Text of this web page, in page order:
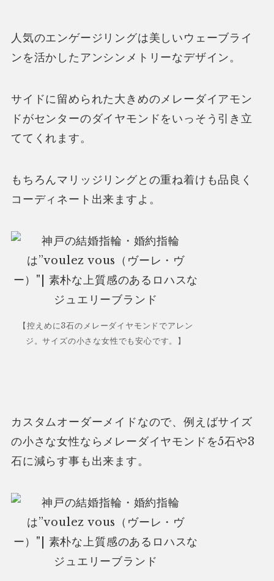
人気のエンゲージリングは美しいウェーブライ
ンを活かしたアンシンメトリーなデザイン。
サイドに留められた大きめのメレーダイアモン
ドがセンターのダイヤモンドをいっそう引き立
ててくれます。
もちろんマリッジリングとの重ね着けも品良く
コーディネート出来ますよ。
【控えめに3石のメレーダイヤモンドでアレン
ジ。サイズの小さな女性でも安心です。】
カスタムオーダーメイドなので、例えばサイズ
の小さな女性ならメレーダイヤモンドを5石や3
石に減らす事も出来ます。